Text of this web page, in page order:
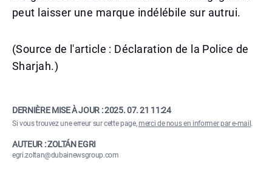
peut laisser une marque indélébile sur autrui.
(Source de l'article : Déclaration de la Police de
Sharjah.)
DERNIÈRE MISE À JOUR :2025. 07. 21 11:24
Si vous trouvez une erreur sur cette page,merci de nous en informer par e-mail .
AUTEUR : ZOLTÁN EGRI
egri.zoltan@dubainewsgroup.com